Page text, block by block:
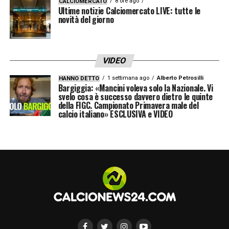
futuro.
Chiellini ha voluto lanciare un messaggio
chiaro all’ambiente della Continassa e ai
tifosi: «La Juve tornerà a essere un punto
di riferimento. Dobbiamo imparare dagli
errori commessi».
Ultime notizie Calciomercato LIVE: tutte le
novità del giorno
VIDEO
HANNO DETTO 1 settimana ago Alberto Petrosilli
Bargiggia: «Mancini voleva solo la Nazionale. Vi
svelo cosa è successo davvero dietro le quinte
della FIGC. Campionato Primavera male del
calcio italiano» ESCLUSIVA e VIDEO